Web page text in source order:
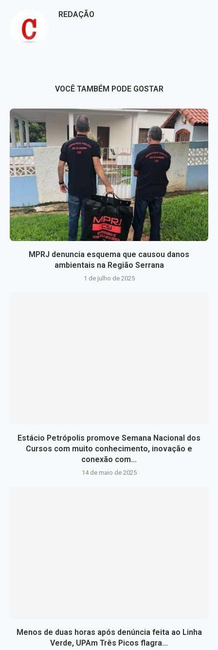
REDAÇÃO
VOCÊ TAMBÉM PODE GOSTAR
MPRJ denuncia esquema que causou danos
ambientais na Região Serrana
1 de julho de 2025
Estácio Petrópolis promove Semana Nacional dos
Cursos com muito conhecimento, inovação e
conexão com...
14 de maio de 2025
Menos de duas horas após denúncia feita ao Linha
Verde, UPAm Três Picos flagra...